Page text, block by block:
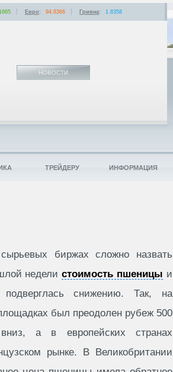
биржах сложно назвать
неделистоимость пшеницы и
снижению. Так, на
был преодолен рубеж 500
а в европейских странах
рынке. В Великобритании
НОВОСТИ
Евро: 94.8366 Гривна: 1.8358
ТРЕЙДЕРУ ИНФОРМАЦИЯ